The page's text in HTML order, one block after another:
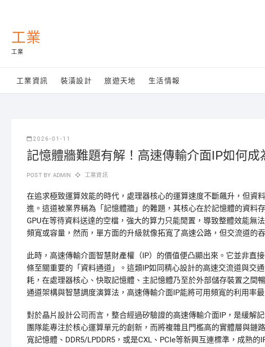
content工業
工業
工業資訊 裝潢設計 旅遊天地 生活情報
2026-01-11
記憶體牆難題有解！高速傳輸介面IP如何
POST BY ADMIN 工業資訊
在追求極致運算效能的時代，處理器核心的運算速度不斷飆升，但資
進。這道被業界稱為「記憶體牆」的難題，其核心在於記憶體的資料
GPU在等待資料送達的空檔，強大的算力只能閒置，導致整體效能無
頻寬或容量，然而，單方面的升級就像拓寬了高速公路，但交流道的
此時，高速傳輸介面智慧財產權（IP）的價值便凸顯出來。它並非直
條至關重要的「資料通道」。這類IP如同精心設計的高速交流道與交
耗，在處理器核心、快取記憶體、主記憶體乃至於外部儲存裝置之間
通道架構與智慧調度演算法，高速傳輸介面IP能將可用頻寬的利用率
對於晶片設計公司而言，整合經過矽驗證的高速傳輸介面IP，是緩解
團隊能專注於核心運算單元的創新，而將複雜且門檻高的實體層與鏈
寬記憶體、DDR5/LPDDR5，或是CXL、PCIe等新興互連標準，成熟